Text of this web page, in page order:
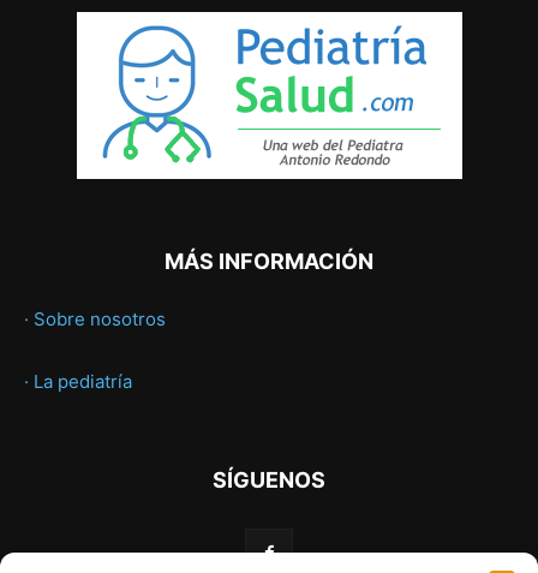
MÁS INFORMACIÓN
· Sobre nosotros
· La pediatría
SÍGUENOS